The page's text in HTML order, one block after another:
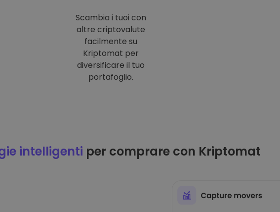
Scambia i tuoi con
altre criptovalute
facilmente su
Kriptomat per
diversificare il tuo
portafoglio.
intelligenti per comprare con Kriptomat